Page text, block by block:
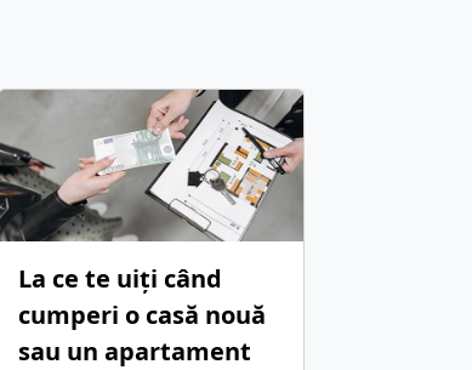
La ce te uiți când
cumperi o casă nouă
sau un apartament